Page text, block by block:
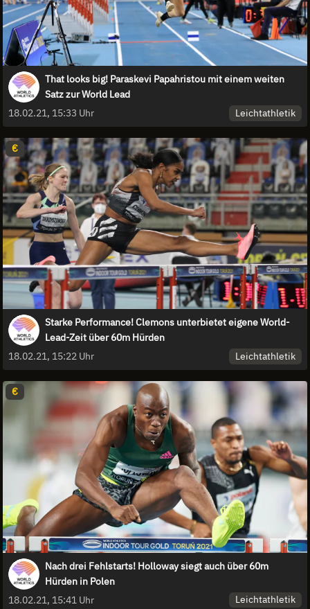
That looks big! Paraskevi Papahristou mit einem weiten
Satz zur World Lead
18.02.21, 15:33 Uhr
Leichtathletik
€
Starke Performance! Clemons unterbietet eigene World-
Lead-Zeit über 60m Hürden
18.02.21, 15:22 Uhr
Leichtathletik
€
Nach drei Fehlstarts! Holloway siegt auch über 60m
Hürden in Polen
18.02.21, 15:41 Uhr
Leichtathletik